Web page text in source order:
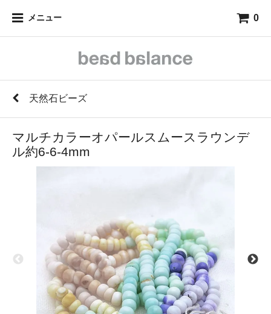
メニュー 0
天然石ビーズ
マルチカラーオパールスムースラウンデ
ル約6-6-4mm